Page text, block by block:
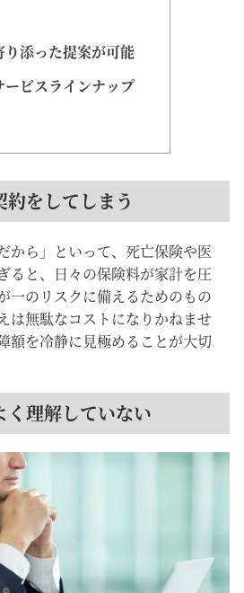
り添った提案が可能
ービスラインナップ
をしてしまう
から」といって、死亡保険や医
ると、日々の保険料が家計を圧
一のリスクに備えるためのもの
は無駄なコストになりかねませ
額を冷静に見極めることが大切
理解していない